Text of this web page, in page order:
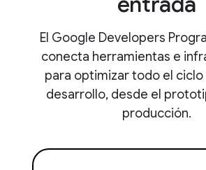
El Google Developers
conecta herramientas e
para optimizar todo el ciclo
desarrollo, desde el
producción.